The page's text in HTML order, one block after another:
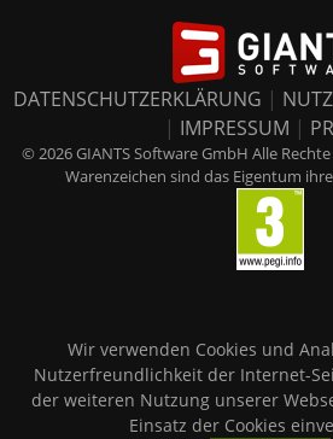
DATENSCHUTZERKLÄRUNG |
| IMPRESSUM |
© 2026 GIANTS Software GmbH Alle
Warenzeichen sind das Eigentum
Wir verwenden Cookies und
Nutzerfreundlichkeit der Internet-
der weiteren Nutzung unserer
Einsatz der Cookies